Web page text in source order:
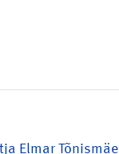
Elmar Tõnismäe